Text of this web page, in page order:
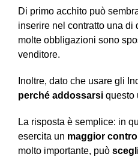
Di primo acchito può
inserire nel contratto una di
molte obbligazioni sono
venditore.
Inoltre, dato che usare gli
perché addossarsi questo
La risposta è semplice: in
esercita un maggior
molto importante, può